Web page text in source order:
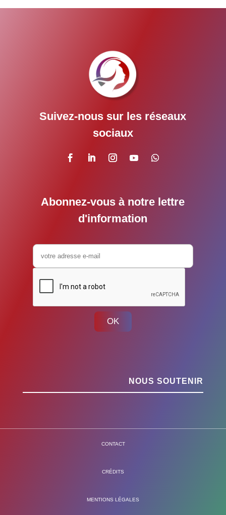
Suivez-nous sur les réseaux
sociaux
Abonnez-vous à notre lettre
d'information
OK
NOUS SOUTENIR
CONTACT
CRÉDITS
MENTIONS LÉGALES